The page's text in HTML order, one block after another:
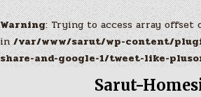
Warning: Trying to access array offset
in/var/www/sarut/wp-content/
share-and-google-1/tweet-like-
Sarut-